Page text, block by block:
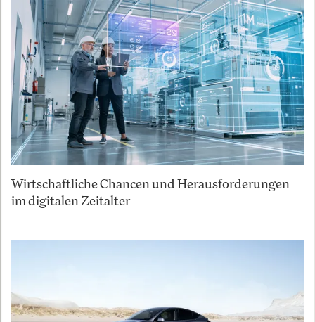
Wirtschaftliche Chancen und Herausforderungen
im digitalen Zeitalter